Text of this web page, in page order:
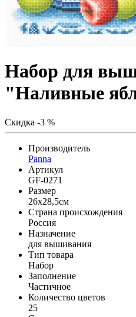
Набор для
"Наливные
Скидка -3 %
Производитель
Panna
Артикул
GF-0271
Размер
26x28,5см
Страна происхождения
Россия
Назначение
для вышивания
Тип товара
Набор
Заполнение
Частичное
Количество цветов
25